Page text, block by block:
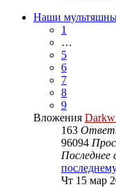
Наши
1
…
5
6
7
8
9
Вложения
163
96094
Последнее
Чт 15 мар